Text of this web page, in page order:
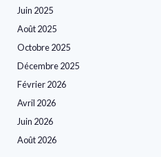
Juin 2025
Août 2025
Octobre 2025
Décembre 2025
Février 2026
Avril 2026
Juin 2026
Août 2026